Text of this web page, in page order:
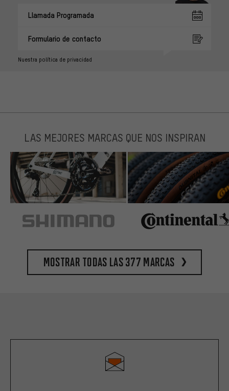
Llamada Programada
Formulario de contacto
Nuestra política de privacidad
LAS MEJORES MARCAS QUE NOS INSPIRAN
Mostrar todas las 377 marcas